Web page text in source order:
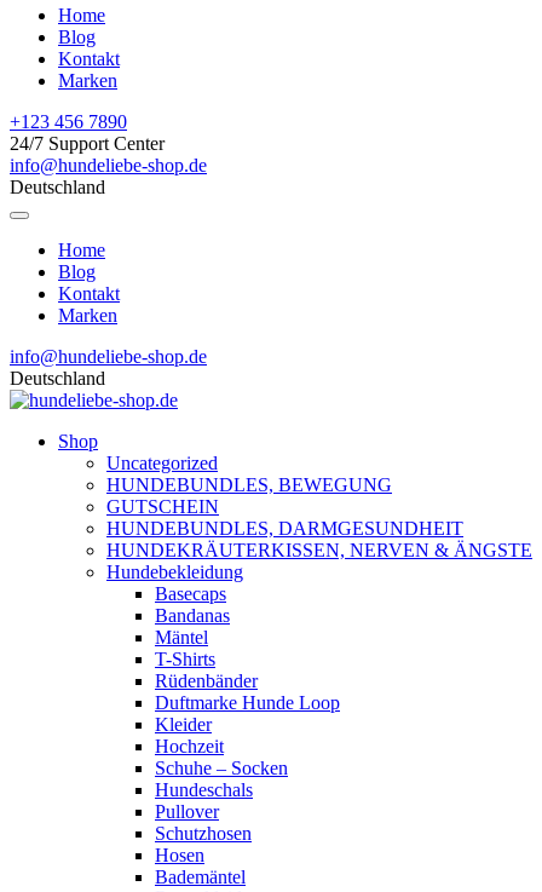
Home
Blog
Kontakt
Marken
+123 456 7890
24/7 Support Center
info@hundeliebe-shop.de
Deutschland
Home
Blog
Kontakt
Marken
info@hundeliebe-shop.de
Deutschland
Shop
Uncategorized
HUNDEBUNDLES, BEWEGUNG
GUTSCHEIN
HUNDEBUNDLES, DARMGESUNDHEIT
HUNDEKRÄUTERKISSEN, NERVEN & ÄNGSTE
Hundebekleidung
Basecaps
Bandanas
Mäntel
T-Shirts
Rüdenbänder
Duftmarke Hunde Loop
Kleider
Hochzeit
Schuhe – Socken
Hundeschals
Pullover
Schutzhosen
Hosen
Bademäntel